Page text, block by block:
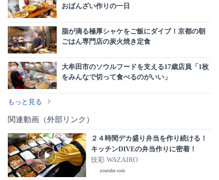
おばんざい作りの一日
脂が滴る極厚シャケをご飯にダイブ！京都の朝
ごはん専門店の炭火焼き定食
大牟田市のソウルフードを支える17歳店員「1枚
をみんなで切って食べるのがいい」
もっと見る
関連動画（外部リンク）
２４時間デカ盛り弁当を作り続ける！
キッチンDIVEの弁当作りに密着！
技彩 WAZAIRO
youtube.com